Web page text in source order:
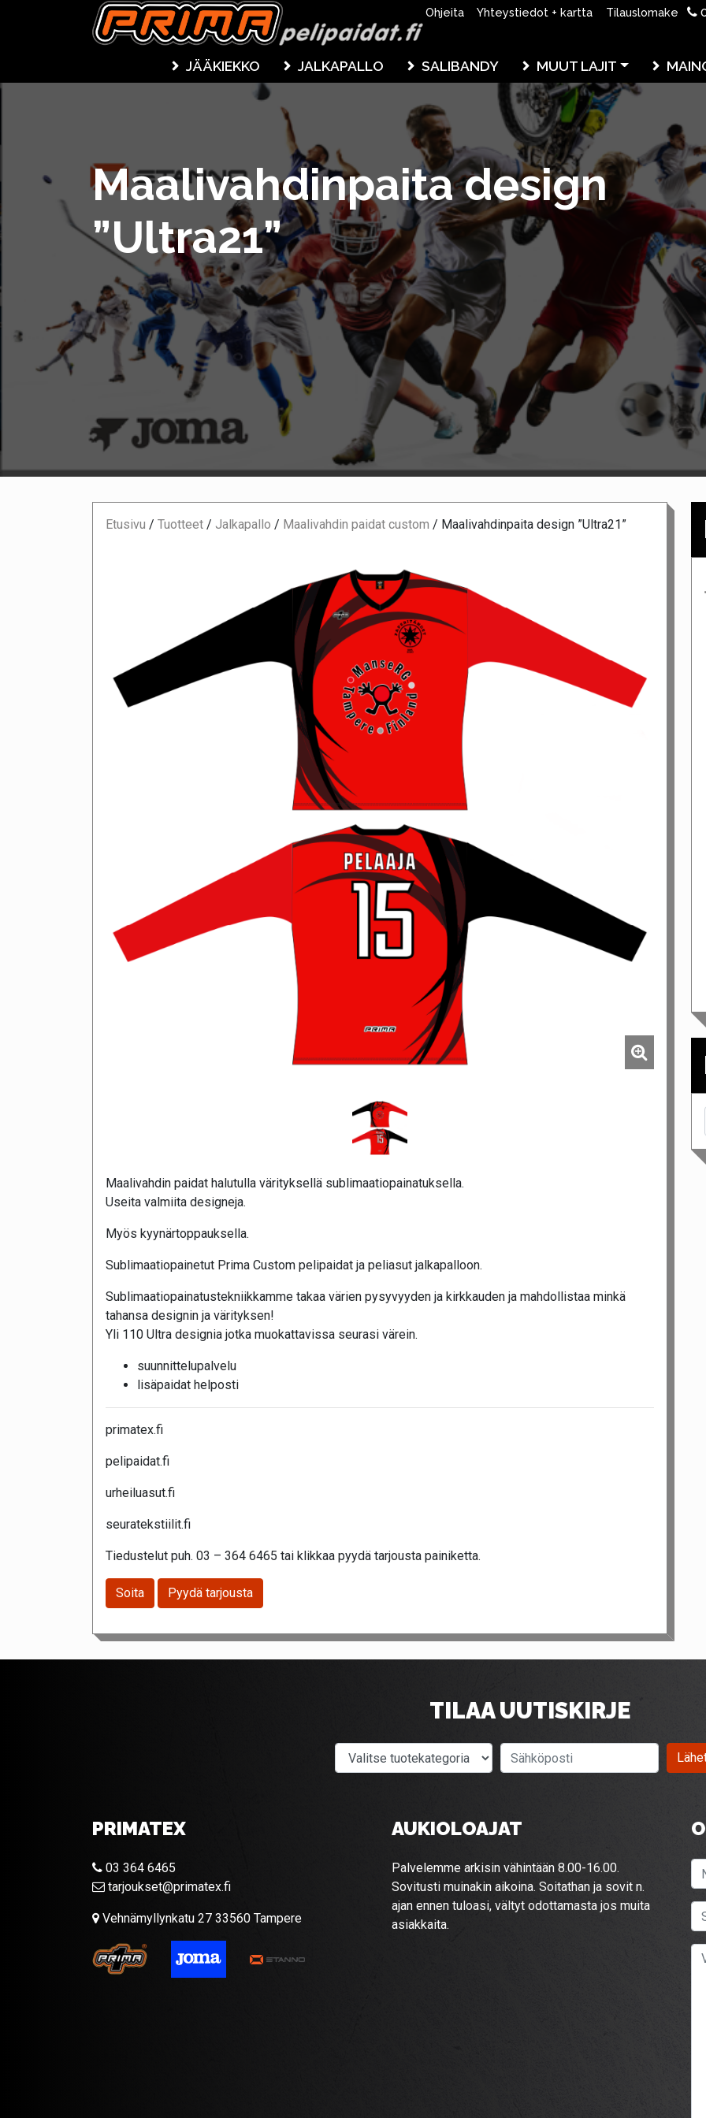
Ohjeita Yhteystiedot + kartta Tilauslomake
JÄÄKIEKKO JALKAPALLO SALIBANDY MUUT LAJIT
Maalivahdinpaita design
”Ultra21”
Etusivu / Tuotteet / Jalkapallo / Maalivahdin paidat custom / Maalivahdinpaita design ”Ultra21”
Maalivahdin paidat halutulla värityksellä sublimaatiopainatuksella.
Useita valmiita designeja.
Myös kyynärtoppauksella.
Sublimaatiopainetut Prima Custom pelipaidat ja peliasut jalkapalloon.
Sublimaatiopainatustekniikkamme takaa värien pysyvyyden ja kirkkauden ja mahdollistaa minkä
tahansa designin ja värityksen!
Yli 110 Ultra designia jotka muokattavissa seurasi värein.
suunnittelupalvelu
lisäpaidat helposti
primatex.fi
pelipaidat.fi
urheiluasut.fi
seuratekstiilit.fi
Tiedustelut puh. 03 – 364 6465 tai klikkaa pyydä tarjousta painiketta.
Soita Pyydä tarjousta
TILAA UUTISKIRJE
Valitse tuotekategoria
PRIMATEX
03 364 6465
tarjoukset@primatex.fi
Vehnämyllynkatu 27 33560 Tampere
AUKIOLOAJAT
Palvelemme arkisin vähintään 8.00-16.00.
Sovitusti muinakin aikoina. Soitathan ja sovit n.
ajan ennen tuloasi, vältyt odottamasta jos muita
asiakkaita.